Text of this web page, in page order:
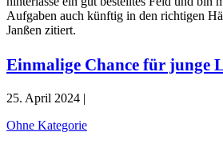
Aufgaben auch künftig in den richtigen
Janßen zitiert.
Einmalige Chance für junge
25. April 2024 |
Ohne Kategorie